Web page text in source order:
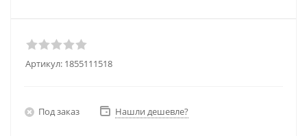
Артикул: 1855111518
Под заказ Нашли дешевле?